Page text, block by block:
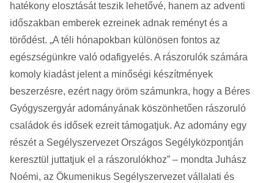
hatékony elosztását teszik lehetővé, hanem az adventi
időszakban emberek ezreinek adnak reményt és a
törődést. „A téli hónapokban különösen fontos az
egészségünkre való odafigyelés. A rászorulók számára
komoly kiadást jelent a minőségi készítmények
beszerzésre, ezért nagy öröm számunkra, hogy a Béres
Gyógyszergyár adományának köszönhetően rászoruló
családok és idősek ezreit támogatjuk. Az adomány egy
részét a Segélyszervezet Országos Segélyközpontján
keresztül juttatjuk el a rászorulókhoz” – mondta Juhász
Noémi, az Ökumenikus Segélyszervezet vállalati és